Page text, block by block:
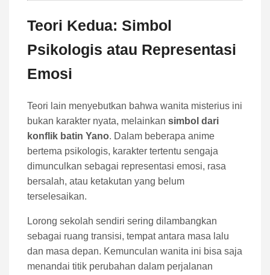
Teori Kedua: Simbol
Psikologis atau Representasi
Emosi
Teori lain menyebutkan bahwa wanita misterius ini
bukan karakter nyata, melainkan simbol dari
konflik batin Yano. Dalam beberapa anime
bertema psikologis, karakter tertentu sengaja
dimunculkan sebagai representasi emosi, rasa
bersalah, atau ketakutan yang belum
terselesaikan.
Lorong sekolah sendiri sering dilambangkan
sebagai ruang transisi, tempat antara masa lalu
dan masa depan. Kemunculan wanita ini bisa saja
menandai titik perubahan dalam perjalanan